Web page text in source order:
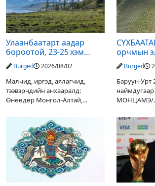
Улаанбаатарт аадар
бороотой, 23-25 хэм
дулаан байна
Burged 2026/08/02
Малчид, иргэд, аялагчид,
тээвэрчдийн анхааралд:
Өнөөдөр Монгол-Алтай,
уулархаг нутгаар бороо, дуу
цахилгаантай аадар бороо
орох тул голуудын усны
түвшин нэмэгдэх, нөөлөг
орчмын
зогсоох
үр дүнгээ
Burged
Баруун-Урт
МОНЦАМЭ/.
сэргээн,
улсын
Төслийн